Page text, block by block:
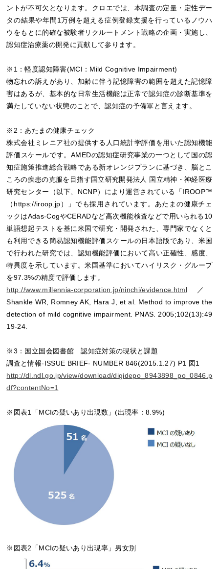
ントが不可欠となります。クロエでは、本調査の定量・定性デー
タの結果や年間1万例を超える症例登録支援を行っているノウハ
ウをもとに的確な被験者リクルートメント戦略の企画・実施し、
認知症治療薬の開発に貢献して参ります。
※1：軽度認知障害(MCI：Mild Cognitive Impairment)
物忘れの訴えがあり、加齢に伴う記憶障害の範囲を超えた記憶障
害はあるが、基本的な日常生活機能は正常で認知症の診断基準を
満たしていない状態のことで、認知症の予備軍と言えます。
※2：あたまの健康チェック
株式会社ミレニア社の提供する人口統計学評価を用いた認知機能
評価スケールです。AMEDの認知症研究事業の一つとして国の認
知症施策推進総合戦略である新オレンジプランに基づき、脳とこ
ころの疾患の克服を目指す国立研究開発法人 国立精神・神経医療
研究センター（以下、NCNP）により運営されている「IROOP™
（https://iroop.jp）」でも採用されています。あたまの健康チェ
ックはAdas-CogやCERADなど高次機能検査などで用いられる10
単語想起テストを基に米国で研究・開発された、専門家でなくと
も利用できる簡易認知機能評価スケールの日本語版であり、米国
で行われた研究では、認知機能評価において高い正確性、感度、
特異度を示しています。米国基準においてハイリスク・グループ
を97.3%の精度で評価します。
http://www.millennia-corporation.jp/ninchi/evidence.html ／
Shankle WR, Romney AK, Hara J, et al. Method to improve the
detection of mild cognitive impairment. PNAS. 2005;102(13):49
19-24.
※3：国立国会図書館 認知症対策の現状と課題
調査と情報-ISSUE BRIEF- NUMBER 846(2015.1.27) P1 図1
http://dl.ndl.go.jp/view/download/digidepo_8943898_po_0846.p
df?contentNo=1
※図表1「MCIの疑いあり出現数」(出現率：8.9%)
※図表2「MCIの疑いあり出現率」男女別